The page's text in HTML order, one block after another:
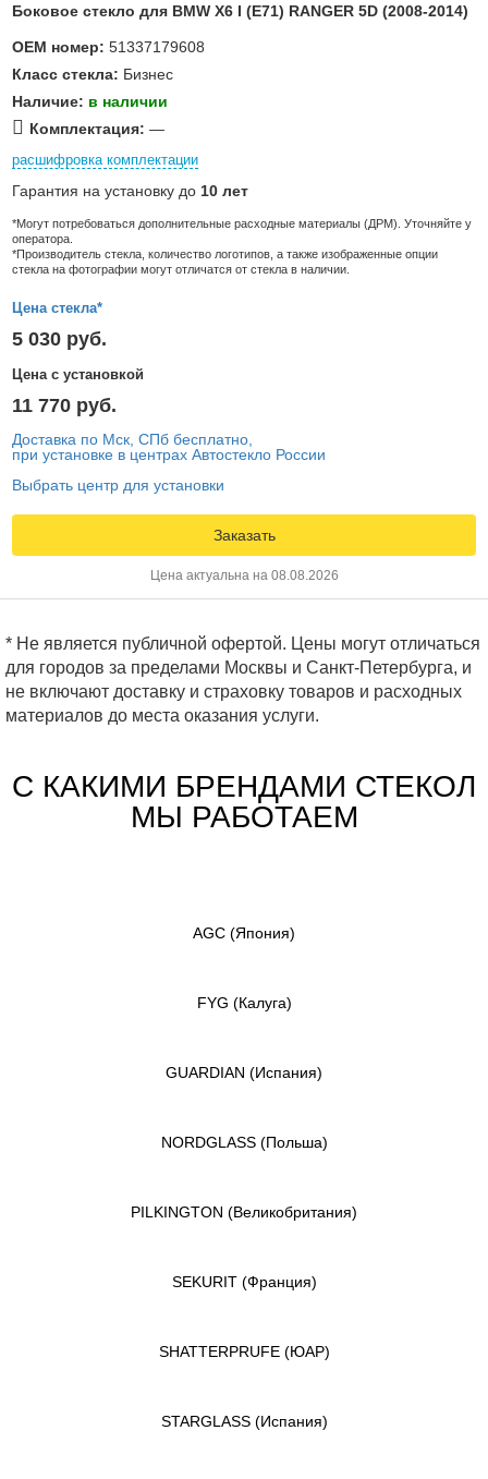
Боковое стекло для BMW X6 I (E71) RANGER 5D (2008-2014)
OEM номер: 51337179608
Класс стекла: Бизнес
Наличие: в наличии
Комплектация: —
расшифровка комплектации
Гарантия на установку до 10 лет
*Могут потребоваться дополнительные расходные материалы (ДРМ). Уточняйте у
оператора.
*Производитель стекла, количество логотипов, а также изображенные опции
стекла на фотографии могут отличатся от стекла в наличии.
Цена стекла*
5 030 руб.
Цена с установкой
11 770 руб.
Доставка по Мск, СПб бесплатно,
при установке в центрах Автостекло России
Выбрать центр для установки
Заказать
Цена актуальна на 08.08.2026
* Не является публичной офертой. Цены могут отличаться
для городов за пределами Москвы и Санкт-Петербурга, и
не включают доставку и страховку товаров и расходных
материалов до места оказания услуги.
С КАКИМИ БРЕНДАМИ СТЕКОЛ
МЫ РАБОТАЕМ
AGC (Япония)
FYG (Калуга)
GUARDIAN (Испания)
NORDGLASS (Польша)
PILKINGTON (Великобритания)
SEKURIT (Франция)
SHATTERPRUFE (ЮАР)
STARGLASS (Испания)